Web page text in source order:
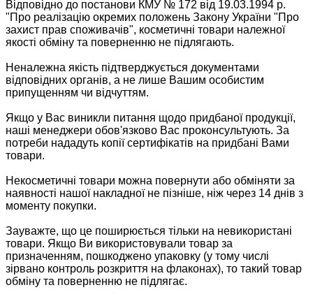
Відповідно до постанови КМУ № 172 від 19.03.1994 р.
"Про реалізацію окремих положень Закону України "Про
захист прав споживачів", косметичні товари належної
якості обміну та поверненню не підлягають.
Неналежна якість підтверджується документами
відповідних органів, а не лише Вашим особистим
припущенням чи відчуттям.
Якщо у Вас виникли питання щодо придбаної продукції,
наші менеджери обов'язково Вас проконсультують. За
потреби нададуть копії сертифікатів на придбані Вами
товари.
Некосметичні товари можна повернути або обміняти за
наявності нашої накладної не пізніше, ніж через 14 днів з
моменту покупки.
Зауважте, що це поширюється тільки на невикористані
товари. Якщо Ви використовували товар за
призначенням, пошкоджено упаковку (у тому числі
зірвано контроль розкриття на флаконах), то такий товар
обміну та поверненню не підлягає.